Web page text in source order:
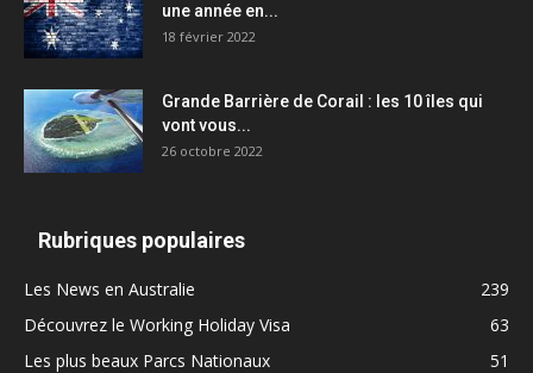
une année en...
18 février 2022
Grande Barrière de Corail : les 10 îles qui
vont vous...
26 octobre 2022
Rubriques populaires
Les News en Australie
239
Découvrez le Working Holiday Visa
63
Les plus beaux Parcs Nationaux
51